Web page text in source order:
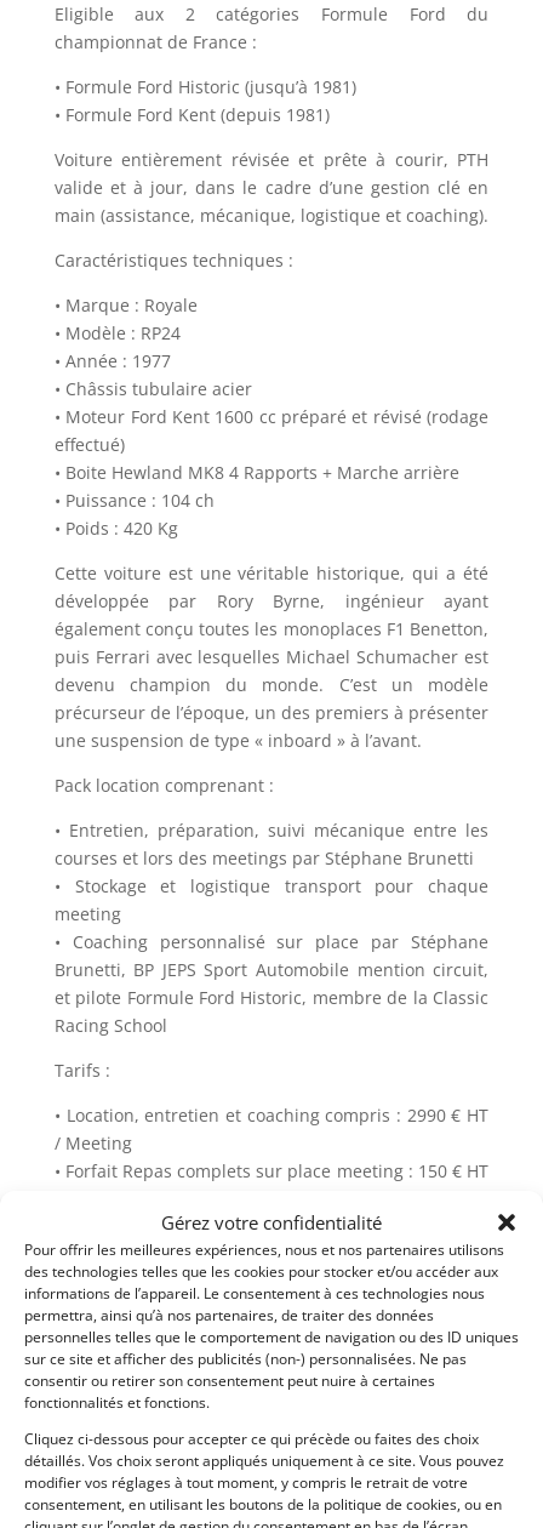
Gérez votre confidentialité
Pour offrir les meilleures expériences, nous et nos partenaires utilisons
des technologies telles que les cookies pour stocker et/ou accéder aux
informations de l’appareil. Le consentement à ces technologies nous
permettra, ainsi qu’à nos partenaires, de traiter des données
personnelles telles que le comportement de navigation ou des ID uniques
sur ce site et afficher des publicités (non-) personnalisées. Ne pas
consentir ou retirer son consentement peut nuire à certaines
fonctionnalités et fonctions.
Cliquez ci-dessous pour accepter ce qui précède ou faites des choix
détaillés. Vos choix seront appliqués uniquement à ce site. Vous pouvez
modifier vos réglages à tout moment, y compris le retrait de votre
consentement, en utilisant les boutons de la politique de cookies, ou en
Eligible aux 2 catégories Formule Ford du
championnat de France :
• Formule Ford Historic (jusqu’à 1981)
• Formule Ford Kent (depuis 1981)
Voiture entièrement révisée et prête à courir, PTH
valide et à jour, dans le cadre d’une gestion clé en
main (assistance, mécanique, logistique et coaching).
Caractéristiques techniques :
• Marque : Royale
• Modèle : RP24
• Année : 1977
• Châssis tubulaire acier
• Moteur Ford Kent 1600 cc préparé et révisé (rodage
effectué)
• Boite Hewland MK8 4 Rapports + Marche arrière
• Puissance : 104 ch
• Poids : 420 Kg
Cette voiture est une véritable historique, qui a été
développée par Rory Byrne, ingénieur ayant
également conçu toutes les monoplaces F1 Benetton,
puis Ferrari avec lesquelles Michael Schumacher est
devenu champion du monde. C’est un modèle
précurseur de l’époque, un des premiers à présenter
une suspension de type « inboard » à l’avant.
Pack location comprenant :
• Entretien, préparation, suivi mécanique entre les
courses et lors des meetings par Stéphane Brunetti
• Stockage et logistique transport pour chaque
meeting
• Coaching personnalisé sur place par Stéphane
Brunetti, BP JEPS Sport Automobile mention circuit,
et pilote Formule Ford Historic, membre de la Classic
Racing School
Tarifs :
• Location, entretien et coaching compris : 2990 € HT
/ Meeting
• Forfait Repas complets sur place meeting : 150 € HT
• Transport : entre 500 € HT et 800 € HT selon
meeting
Voiture performante, entièrement gérée par un team
et son propriétaire. La formule idéale pour débuter
en championnat historique avec une voiture fiable et
satisfaisant tous les points du règlement dans un
cadre convivial, sérieux et professionnel.
Contact :
Julien Chaffard